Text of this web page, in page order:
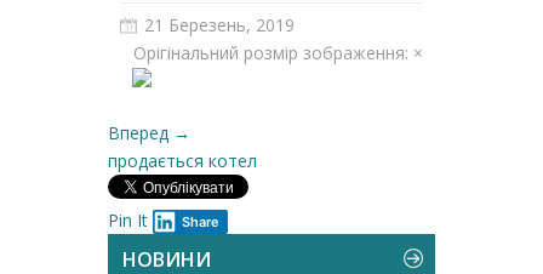
21 Березень, 2019
Орігінальний розмір зображення: ×
Вперед →
продається котел
Pin It Share
НОВИНИ